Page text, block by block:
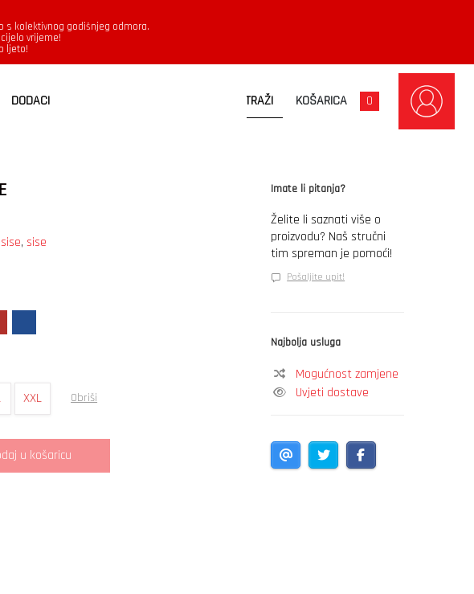
s kolektivnog godišnjeg odmora.
vrijeme!
ljeto!
DODACI KOŠARICA 0
,sise
XXL Obriši
u košaricu
Imate li pitanja?
Želite li saznati više o
proizvodu? Naš stručni
tim spreman je pomoći!
Pošaljite upit!
Najbolja usluga
Mogućnost zamjene
Uvjeti dostave